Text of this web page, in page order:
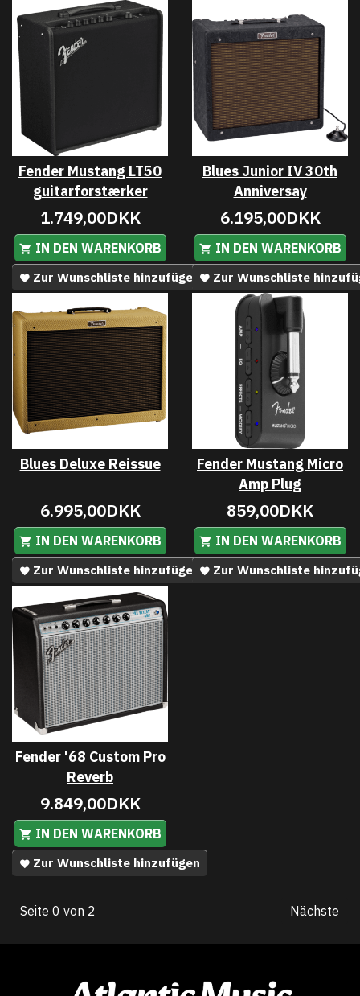
Fender Mustang LT50
guitarforstærker
1.749,00DKK
IN DEN WARENKORB
Zur Wunschliste hinzufügen
Blues Junior IV 30th
Anniversay
6.195,00DKK
IN DEN WARENKORB
Zur Wunschliste
Blues Deluxe Reissue
6.995,00DKK
IN DEN WARENKORB
Zur Wunschliste hinzufügen
Fender Mustang Micro
Amp Plug
859,00DKK
IN DEN WARENKORB
Zur Wunschliste
Fender '68 Custom Pro
Reverb
9.849,00DKK
IN DEN WARENKORB
Zur Wunschliste hinzufügen
Seite 0 von 2 Nächste